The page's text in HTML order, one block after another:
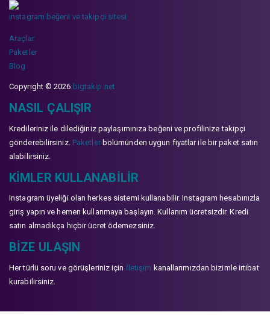
instagram beğeni ve takipçi sitesi
Araçlar
Paketler
Blog
Copyright © 2026 bigtakip.net
NASIL ÇALIŞIR
Kredileriniz ile dilediğiniz paylaşımınıza beğeni ve profilinize takipçi
gönderebilirsiniz. Paketlerbölümünden uygun fiyatlar ile bir paket satın
alabilirsiniz.
KIMLER KULLANABILIR
Instagram üyeliği olan herkes sistemi kullanabilir. Instagram hesabınızla
giriş yapın ve hemen kullanmaya başlayın. Kullanım ücretsizdir. Kredi
satın almadıkça hiçbir ücret ödemezsiniz.
BIZE ULAŞIN
Her türlü soru ve görüşleriniz için İletişim kanallarımızdan bizimle irtibat
kurabilirsiniz.